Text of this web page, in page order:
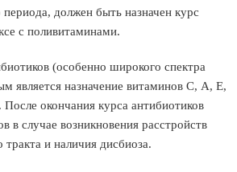
должен быть назначен курс
с поливитаминами.
(особенно широкого спектра
является назначение витаминов С, А, Е,
окончания курса антибиотиков
в случае возникновения расстройств
и наличия дисбиоза.